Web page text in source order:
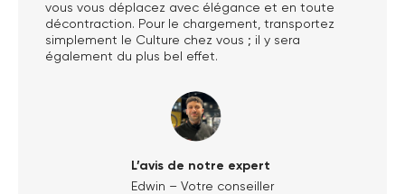
vous vous déplacez avec élégance et en toute
décontraction. Pour le chargement, transportez
simplement le Culture chez vous ; il y sera
également du plus bel effet.
L’avis de notre expert
Edwin – Votre conseiller